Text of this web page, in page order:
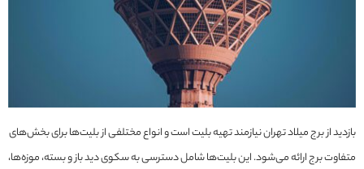
بازدید از برج میلاد تهران نیازمند تهیه بلیت است و انواع مختلفی از بلیت‌ها برای بخش‌های
متفاوت برج ارائه می‌شود. این بلیت‌ها شامل دسترسی به سکوی دید باز و بسته، موزه‌ها،